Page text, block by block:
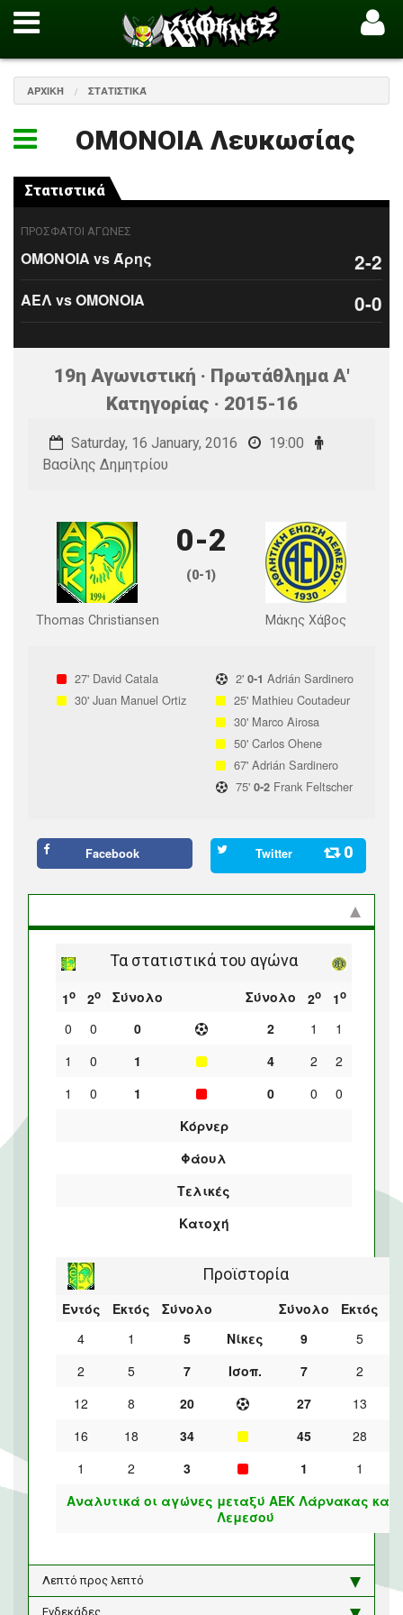
ΑΡΧΙΚΉ ΣΤΑΤΙΣΤΙΚΆ
ΟΜΟΝΟΙΑ Λευκωσίας
Στατιστικά
ΠΡΟΣΦΑΤΟΙ ΑΓΩΝΕΣ
ΟΜΟΝΟΙΑ vs Άρης 2-2
ΑΕΛ vs ΟΜΟΝΟΙΑ 0-0
19η Αγωνιστική · Πρωτάθλημα Α'
Κατηγορίας · 2015-16
Saturday, 16 January, 2016
19:00
Βασίλης Δημητρίου
Thomas Christiansen
0-2
(0-1)
Μάκης Χάβος
27' David Catala
30' Juan Manuel Ortiz
2' 0-1 Adrián Sardinero
25' Mathieu Coutadeur
30' Marco Airosa
50' Carlos Ohene
67' Adrián Sardinero
75' 0-2 Frank Feltscher
Facebook Twitter 0
Τα στατιστικά του αγώνα
1ο 2ο Σύνολο Σύνολο 2ο 1ο
0 0 0 2 1
1
1
0 1 4 2
2
1
0 1 0 0
0
Κόρνερ
Φάουλ
Τελικές
Κατοχή
Προϊστορία
Εντός Εκτός Σύνολο Σύνολο Εκτός
4
1 5 Νίκες 9
5
2
5 7 Ισοπ. 7
2
12
8 20 27 13
16
18 34 45 28
1
2 3 1
1
Αναλυτικά οι αγώνες μεταξύ ΑΕΚ Λάρνακας και
Λεμεσού
Λεπτό προς λεπτό
Ενδεκάδες